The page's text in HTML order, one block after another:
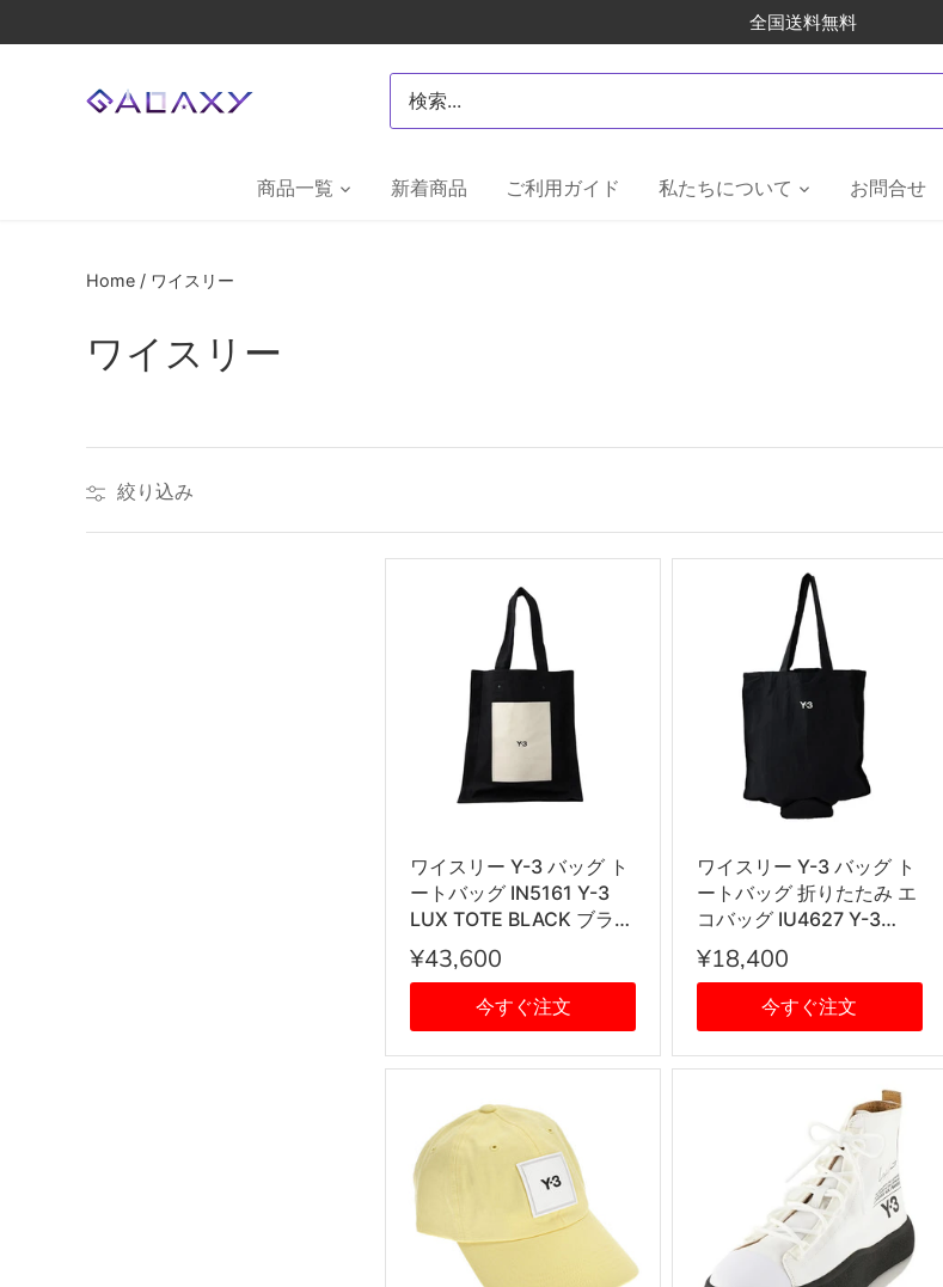
to
全国送料無料
商品一覧 新着商品 ご利用ガイド 私たちについて お問合せ
Home / ワイスリー
ワイスリー
絞り込み
ワイスリー Y-3 バッグ ト
ートバッグ IN5161 Y-3
LUX TOTE BLACK ブラッ
ク
¥43,600
今すぐ注文
ワイスリー Y-3 バッグ ト
ートバッグ 折りたたみ エ
コバッグ IU4627 Y-3
PCKBL TOTE パッカブル
BLACK ブラック
¥18,400
今すぐ注文